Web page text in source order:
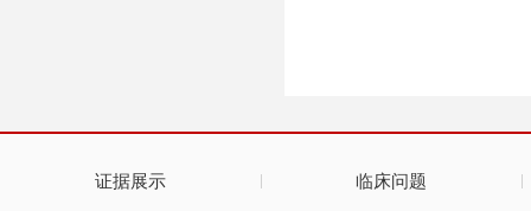
证据展示 临床问题